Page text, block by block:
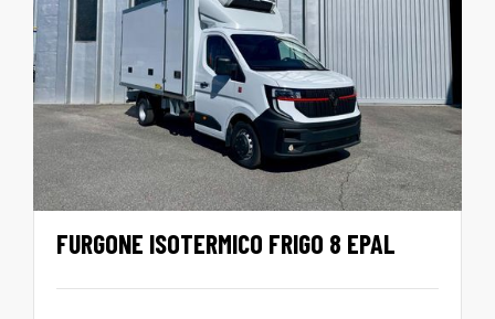
FURGONE ISOTERMICO FRIGO 8 EPAL